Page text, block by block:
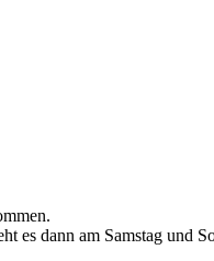
es dann am Samstag und